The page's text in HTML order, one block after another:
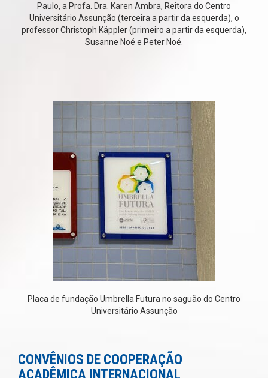
Paulo, a Profa. Dra. Karen Ambra, Reitora do Centro
Universitário Assunção (terceira a partir da esquerda), o
professor Christoph Käppler (primeiro a partir da esquerda),
Susanne Noé e Peter Noé.
Placa de fundação Umbrella Futura no saguão do Centro
Universitário Assunção
CONVÊNIOS DE COOPERAÇÃO
ACADÊMICA INTERNACIONAL